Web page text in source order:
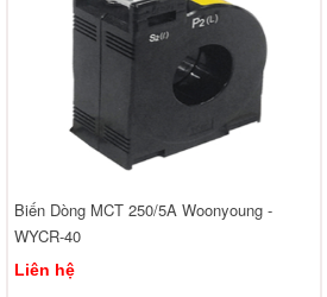
Biến Dòng MCT 250/5A Woonyoung -
WYCR-40
Liên hệ